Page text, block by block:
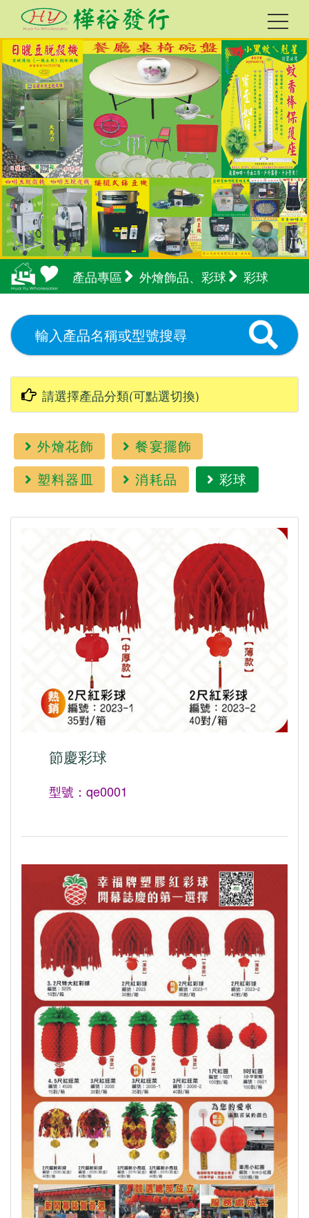
產品專區 外燴飾品、彩球 彩球
外燴花飾
餐宴擺飾
塑料器皿
消耗品 彩球
節慶彩球
型號：qe0001